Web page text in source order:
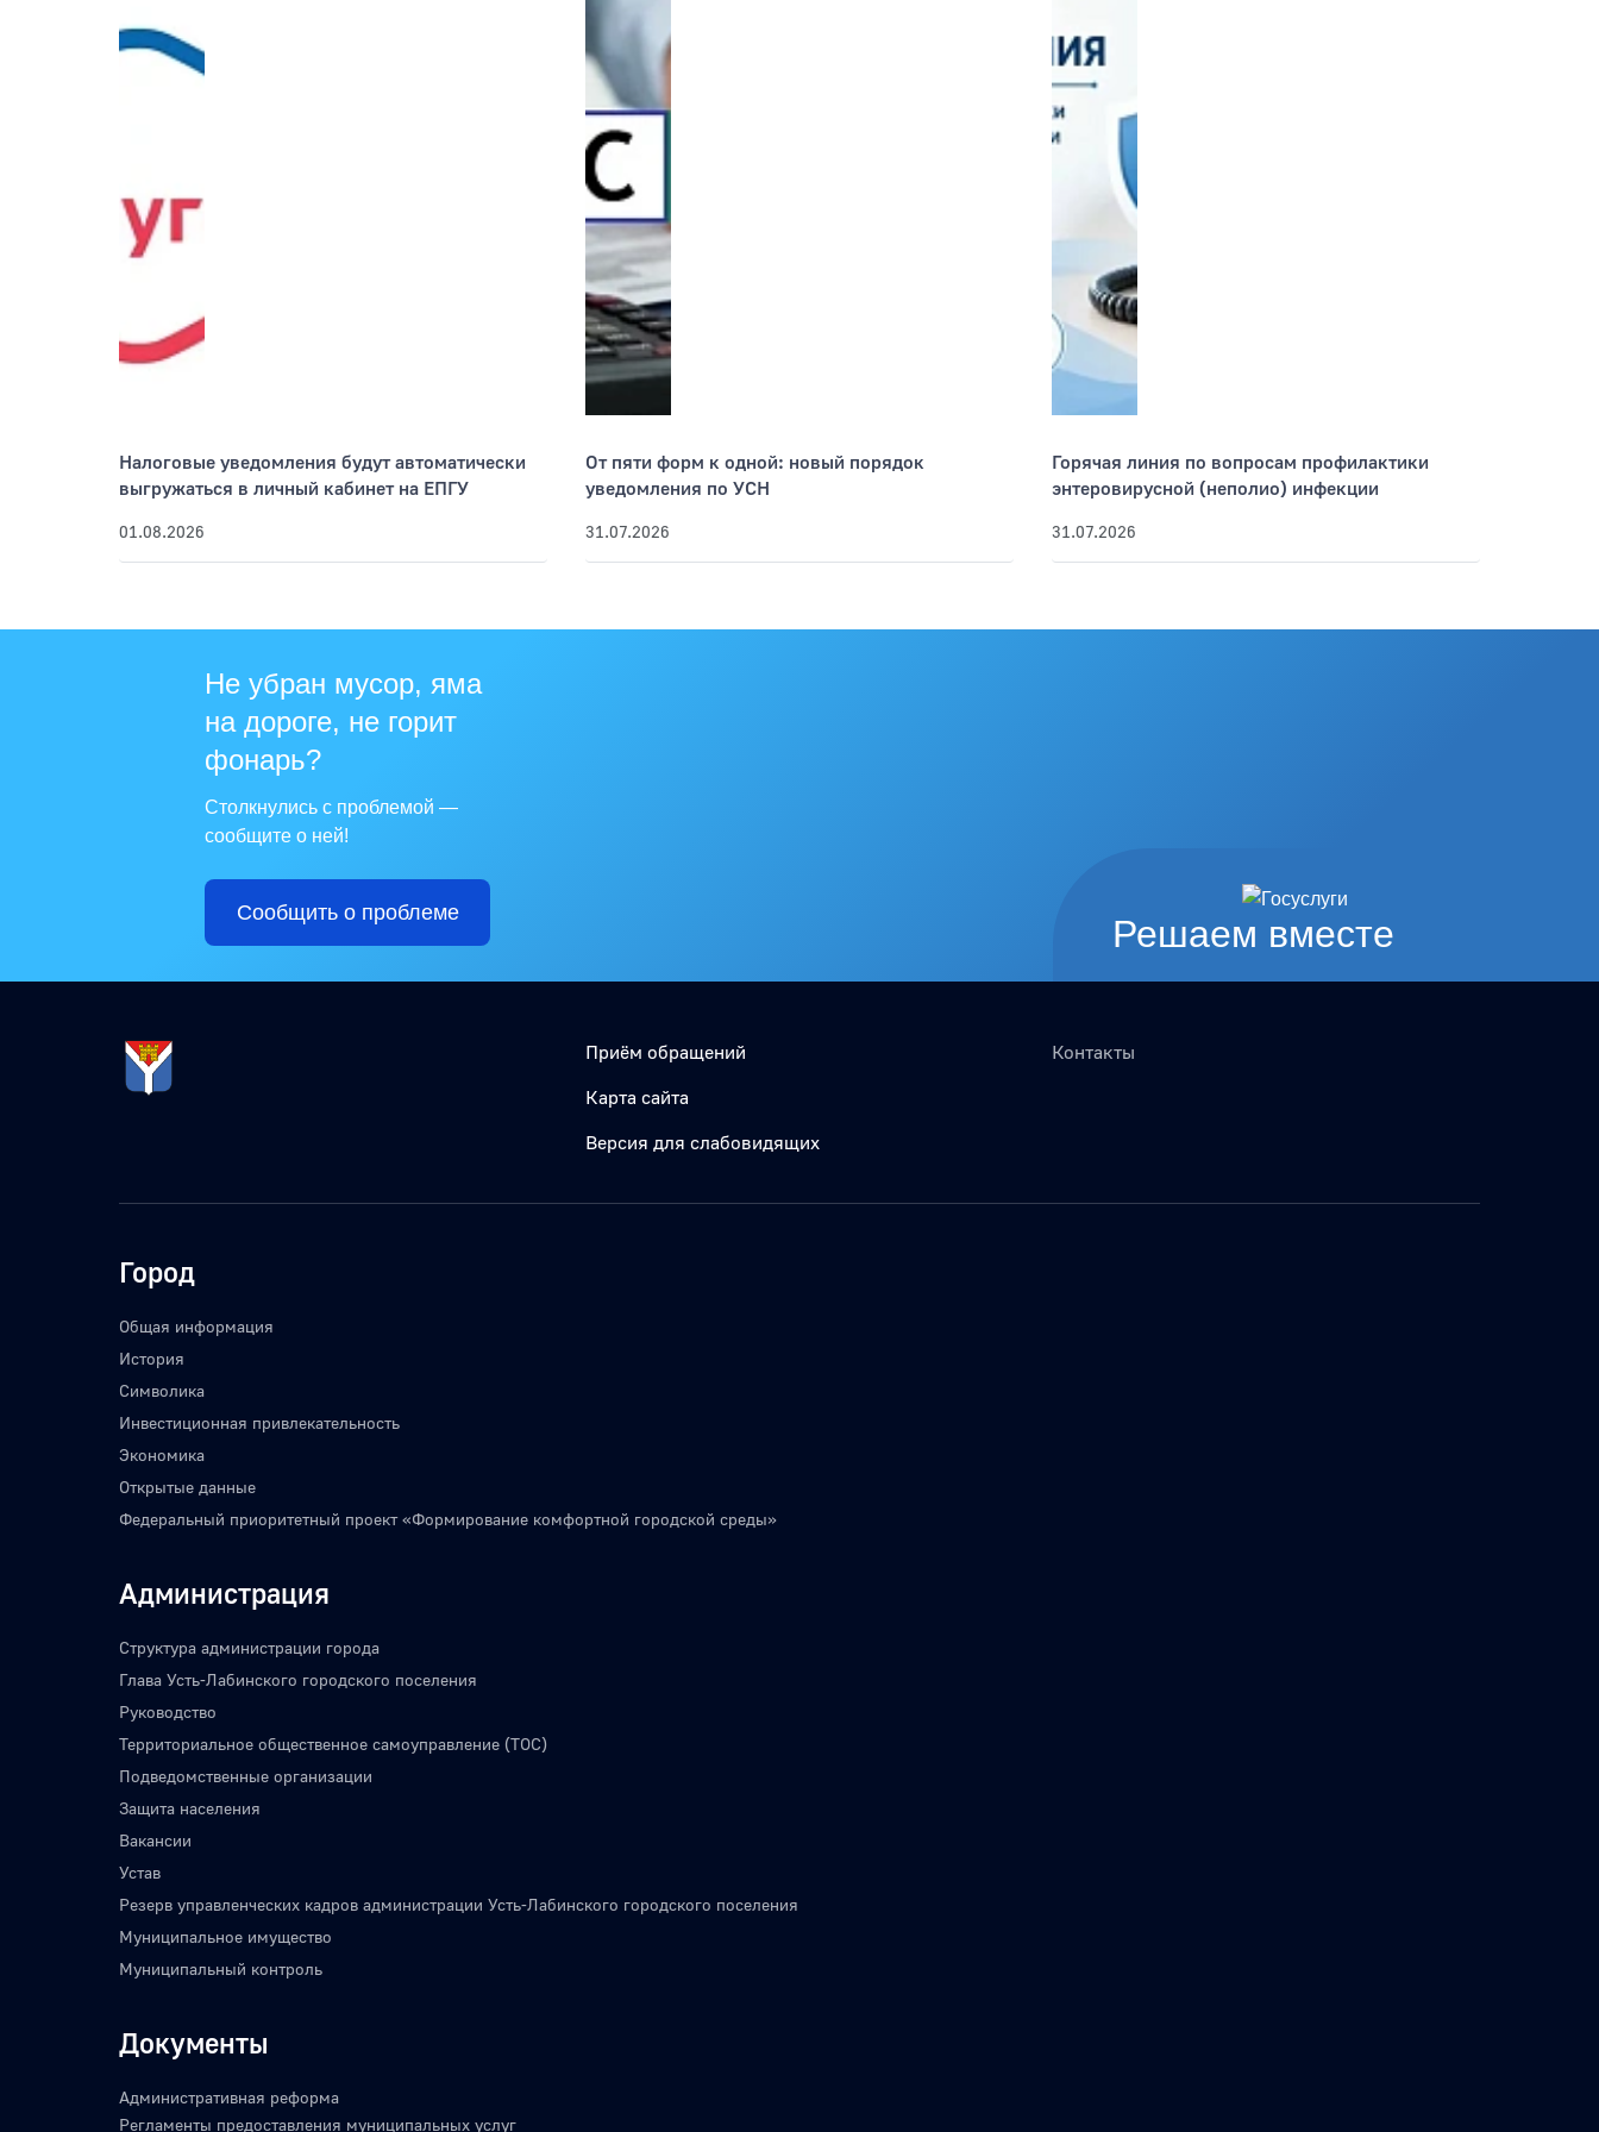
Налоговые уведомления будут автоматически
выгружаться в личный кабинет на ЕПГУ
01.08.2026
От пяти форм к одной: новый порядок
уведомления по УСН
31.07.2026
Горячая линия по вопросам профилактики
энтеровирусной (неполио) инфекции
31.07.2026
Решаем вместе
Не убран мусор, яма
на дороге, не горит
фонарь?
Столкнулись с проблемой —
сообщите о ней!
Сообщить о проблеме
Приём обращений
Карта сайта
Версия для слабовидящих
Контакты
Город
Общая информация
История
Символика
Инвестиционная привлекательность
Экономика
Открытые данные
Федеральный приоритетный проект «Формирование комфортной городской среды»
Администрация
Структура администрации города
Глава Усть-Лабинского городского поселения
Руководство
Территориальное общественное самоуправление (ТОС)
Подведомственные организации
Защита населения
Вакансии
Устав
Резерв управленческих кадров администрации Усть-Лабинского городского поселения
Муниципальное имущество
Муниципальный контроль
Документы
Административная реформа
Регламенты предоставления муниципальных услуг